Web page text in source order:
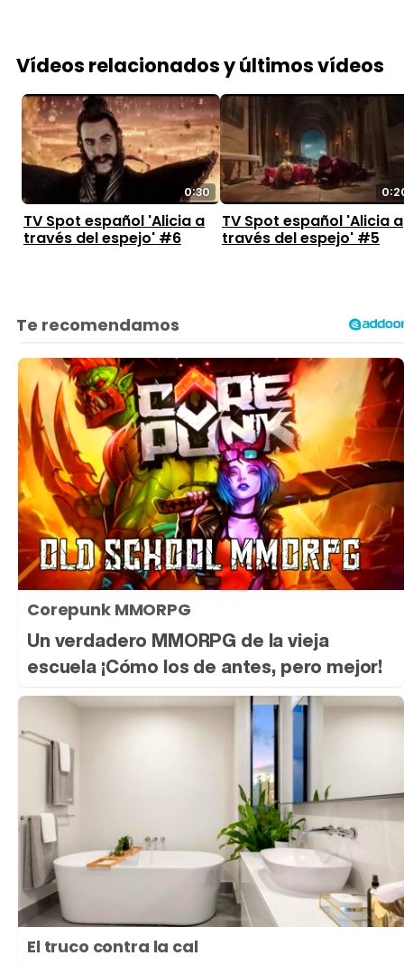
Vídeos relacionados y últimos vídeos
0:30
TV Spot español 'Alicia a
través del espejo' #6
TV Spot español 'Alicia a
través del espejo' #5
Corepunk MMORPG
Un verdadero MMORPG de la vieja
escuela ¡Cómo los de antes, pero mejor!
El truco contra la cal